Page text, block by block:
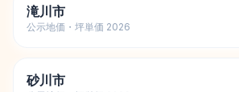
滝川市
公示地価・坪単価 2026
砂川市